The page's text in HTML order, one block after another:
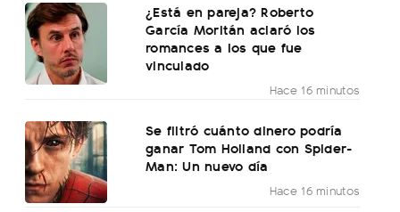
¿Está en pareja? Roberto
García Moritán aclaró los
romances a los que fue
vinculado
Hace 16 minutos
Se filtró cuánto dinero podría
ganar Tom Holland con Spider-
Man: Un nuevo día
Hace 16 minutos